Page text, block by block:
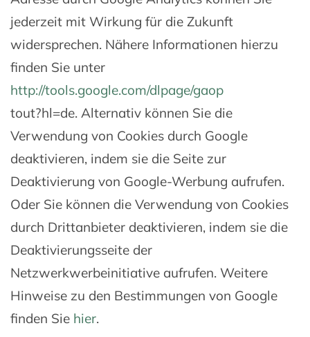
jederzeit mit Wirkung für die Zukunft
widersprechen. Nähere Informationen hierzu
finden Sie unter
http://tools.google.com/dlpage/gaop
tout?hl=de. Alternativ können Sie die
Verwendung von Cookies durch Google
deaktivieren, indem sie die Seite zur
Deaktivierung von Google-Werbung aufrufen.
Oder Sie können die Verwendung von Cookies
durch Drittanbieter deaktivieren, indem sie die
Deaktivierungsseite der
Netzwerkwerbeinitiative aufrufen. Weitere
Hinweise zu den Bestimmungen von Google
finden Sie hier.